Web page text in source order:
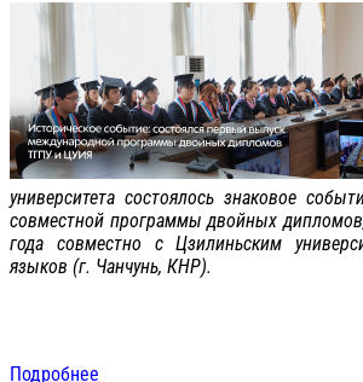
университета состоялось знаковое
совместной программы двойных
года совместно с Цзилиньским
языков (г. Чанчунь, КНР).
Подробнее